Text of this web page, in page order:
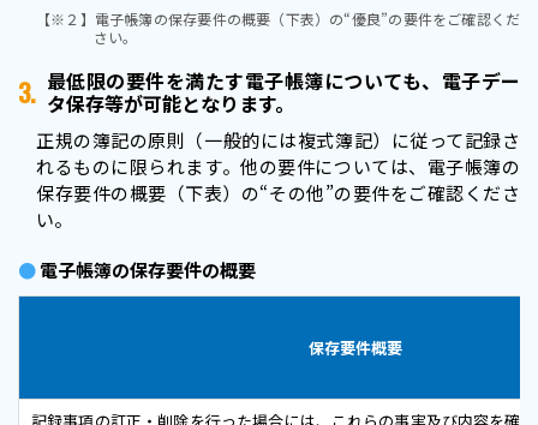
【※２】 電子帳簿の保存要件の概要（下表）の“優良”の要件をご確認くだ
さい。
3. 最低限の要件を満たす電子帳簿についても、電子デー
タ保存等が可能となります。
正規の簿記の原則（一般的には複式簿記）に従って記録さ
れるものに限られます。他の要件については、電子帳簿の
保存要件の概要（下表）の“その他”の要件をご確認くださ
い。
●電子帳簿の保存要件の概要
保存要件概要